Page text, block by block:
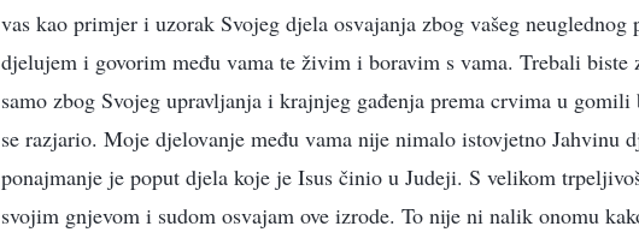
vas kao primjer i uzorak Svojeg djela osvajanja zbog vašeg
djelujem i govorim među vama te živim i boravim s vama. Trebali biste
samo zbog Svojeg upravljanja i krajnjeg gađenja prema crvima u gomili
se razjario. Moje djelovanje među vama nije nimalo istovjetno Jahvinu
ponajmanje je poput djela koje je Isus činio u Judeji. S velikom
svojim gnjevom i sudom osvajam ove izrode. To nije ni nalik onomu